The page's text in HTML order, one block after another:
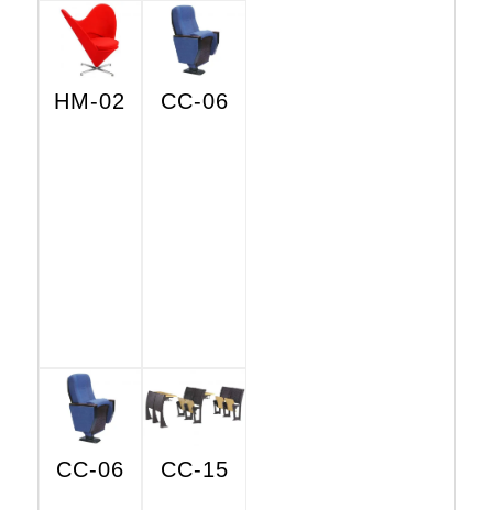
HM-02 CC-06
CC-06 CC-15